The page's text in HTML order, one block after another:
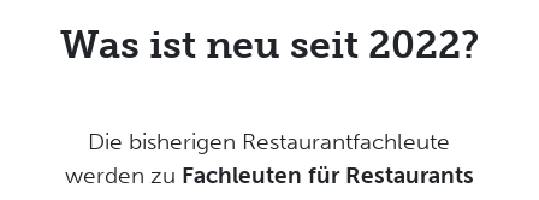
Was ist neu seit 2022?
Die bisherigen Restaurantfachleute
werden zu Fachleuten für Restaurants